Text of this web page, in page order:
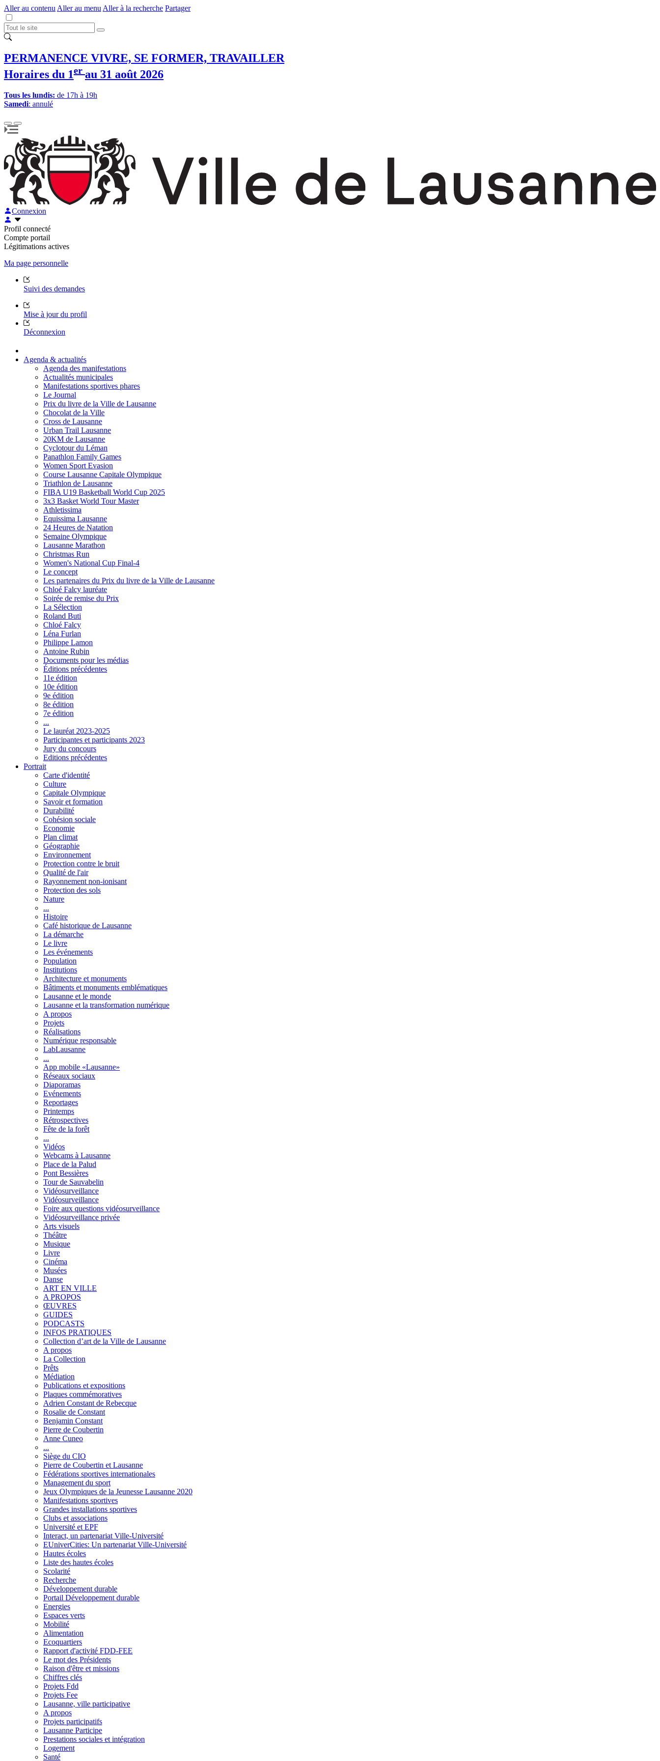
Aller au contenu Aller au menu Aller à la recherche Partager
PERMANENCE VIVRE, SE FORMER, TRAVAILLER
Horaires du 1er au 31 août 2026
Tous les lundis: de 17h à 19h
Samedi: annulé
Connexion
Profil connecté
Compte portail
Légitimations actives
Ma page personnelle
Suivi des demandes
Mise à jour du profil
Déconnexion
Agenda & actualités
Agenda des manifestations
Actualités municipales
Manifestations sportives phares
Le Journal
Prix du livre de la Ville de Lausanne
Chocolat de la Ville
Cross de Lausanne
Urban Trail Lausanne
20KM de Lausanne
Cyclotour du Léman
Panathlon Family Games
Women Sport Evasion
Course Lausanne Capitale Olympique
Triathlon de Lausanne
FIBA U19 Basketball World Cup 2025
3x3 Basket World Tour Master
Athletissima
Equissima Lausanne
24 Heures de Natation
Semaine Olympique
Lausanne Marathon
Christmas Run
Women's National Cup Final-4
Le concept
Les partenaires du Prix du livre de la Ville de Lausanne
Chloé Falcy lauréate
Soirée de remise du Prix
La Sélection
Roland Buti
Chloé Falcy
Léna Furlan
Philippe Lamon
Antoine Rubin
Documents pour les médias
Éditions précédentes
11e édition
10e édition
9e édition
8e édition
7e édition
...
Le lauréat 2023-2025
Participantes et participants 2023
Jury du concours
Editions précédentes
Portrait
Carte d'identité
Culture
Capitale Olympique
Savoir et formation
Durabilité
Cohésion sociale
Economie
Plan climat
Géographie
Environnement
Protection contre le bruit
Qualité de l'air
Rayonnement non-ionisant
Protection des sols
Nature
...
Histoire
Café historique de Lausanne
La démarche
Le livre
Les événements
Population
Institutions
Architecture et monuments
Bâtiments et monuments emblématiques
Lausanne et le monde
Lausanne et la transformation numérique
A propos
Projets
Réalisations
Numérique responsable
LabLausanne
...
App mobile «Lausanne»
Réseaux sociaux
Diaporamas
Evénements
Reportages
Printemps
Rétrospectives
Fête de la forêt
...
Vidéos
Webcams à Lausanne
Place de la Palud
Pont Bessières
Tour de Sauvabelin
Vidéosurveillance
Vidéosurveillance
Foire aux questions vidéosurveillance
Vidéosurveillance privée
Arts visuels
Théâtre
Musique
Livre
Cinéma
Musées
Danse
ART EN VILLE
A PROPOS
ŒUVRES
GUIDES
PODCASTS
INFOS PRATIQUES
Collection d’art de la Ville de Lausanne
A propos
La Collection
Prêts
Médiation
Publications et expositions
Plaques commémoratives
Adrien Constant de Rebecque
Rosalie de Constant
Benjamin Constant
Pierre de Coubertin
Anne Cuneo
...
Siège du CIO
Pierre de Coubertin et Lausanne
Fédérations sportives internationales
Management du sport
Jeux Olympiques de la Jeunesse Lausanne 2020
Manifestations sportives
Grandes installations sportives
Clubs et associations
Université et EPF
Interact, un partenariat Ville-Université
EUniverCities: Un partenariat Ville-Université
Hautes écoles
Liste des hautes écoles
Scolarité
Recherche
Développement durable
Portail Développement durable
Energies
Espaces verts
Mobilité
Alimentation
Ecoquartiers
Rapport d'activité FDD-FEE
Le mot des Présidents
Raison d'être et missions
Chiffres clés
Projets Fdd
Projets Fee
Lausanne, ville participative
A propos
Projets participatifs
Lausanne Participe
Prestations sociales et intégration
Logement
Santé